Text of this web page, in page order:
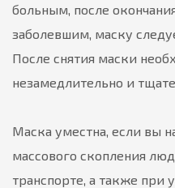
больным, после
заболевшим, маску
После снятия маски
незамедлительно и
Маска уместна, если вы
массового скопления
транспорте, а также при